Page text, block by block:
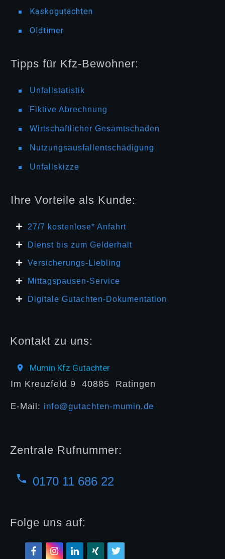
Kaskogutachten
Oldtimer
Tipps für Kfz-Bewohner:
Unfallstatistik
Fiktive Abrechnung
Wirtschaftlicher Gesamtschaden
Nutzungsausfallentschädigung
Unfallskizze
Ihre Vorteile als Kunde:
27/7 kosten lose* Anfahrt
Dienst bis zum Gelderhalt
Versicherungs-Liebling
Mittagspausen-Service
Digitale Gutachten-Dokumentation
Kontakt zu uns:
Mumin Kfz Gutachter
Im Kreuzfeld 9 40885 Ratingen
E-Mail: info@gutachten-mumin.de
Zentrale Rufnummer:
0170 11 686 22
Folge uns auf: